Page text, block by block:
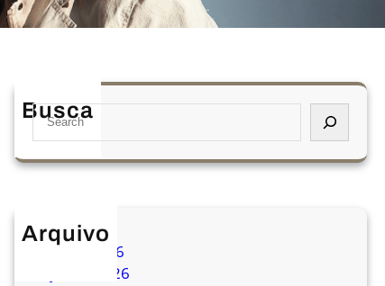
Busca
S
a
h
Arquivo
julho 2026
junho 2026